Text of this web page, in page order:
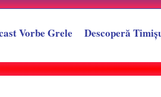
Vorbe Grele Descoperă
un LIVE controversat. Provocarea